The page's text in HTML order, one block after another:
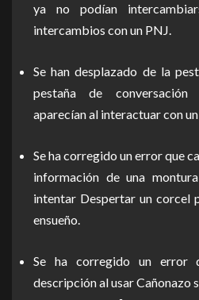
ya no podían
intercambios con un PNJ.
Se han desplazado de la
pestaña de
aparecían al interactuar con
Se ha corregido un error que
información de una
intentar Despertar un corcel
ensueño.
Se ha corregido un error
descripción al usar Cañonazo